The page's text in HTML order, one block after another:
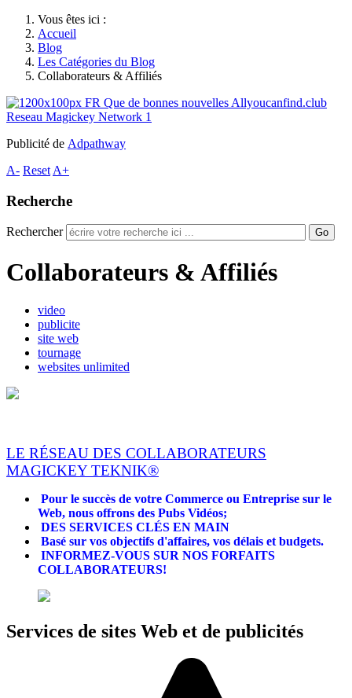
Vous êtes ici :
Accueil
Blog
Les Catégories du Blog
Collaborateurs & Affiliés
Publicité de Adpathway
A- Reset A+
Recherche
Rechercher Go
Collaborateurs & Affiliés
video
publicite
site web
tournage
websites unlimited
LE RÉSEAU DES COLLABORATEURS
MAGICKEY TEKNIK®
Pour le succès de votre Commerce ou Entreprise sur le
Web, nous offrons des Pubs Vidéos;
DES SERVICES CLÉS EN MAIN
Basé sur vos objectifs d'affaires, vos délais et budgets.
INFORMEZ-VOUS SUR NOS FORFAITS
COLLABORATEURS!
Services de sites Web et de publicités